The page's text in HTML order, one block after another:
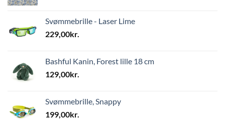
Svømmebrille - Laser Lime
229,00kr.
Bashful Kanin, Forest lille 18 cm
129,00kr.
Svømmebrille, Snappy
199,00kr.